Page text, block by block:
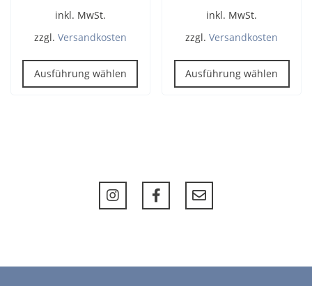
inkl. MwSt.
zzgl. Versandkosten
Ausführung wählen
Dieses
weist
können
auf
werden
inkl. MwSt.
zzgl.Versandkosten
Ausführung wählen